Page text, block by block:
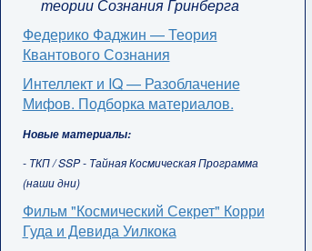
теории Сознания Гринберга
Федерико Фаджин — Теория
Квантового Сознания
Интеллект и IQ — Разоблачение
Мифов. Подборка материалов.
Новые материалы:
- ТКП / SSP - Тайная Космическая Программа
(наши дни)
Фильм "Космический Секрет" Корри
Гуда и Девида Уилкока